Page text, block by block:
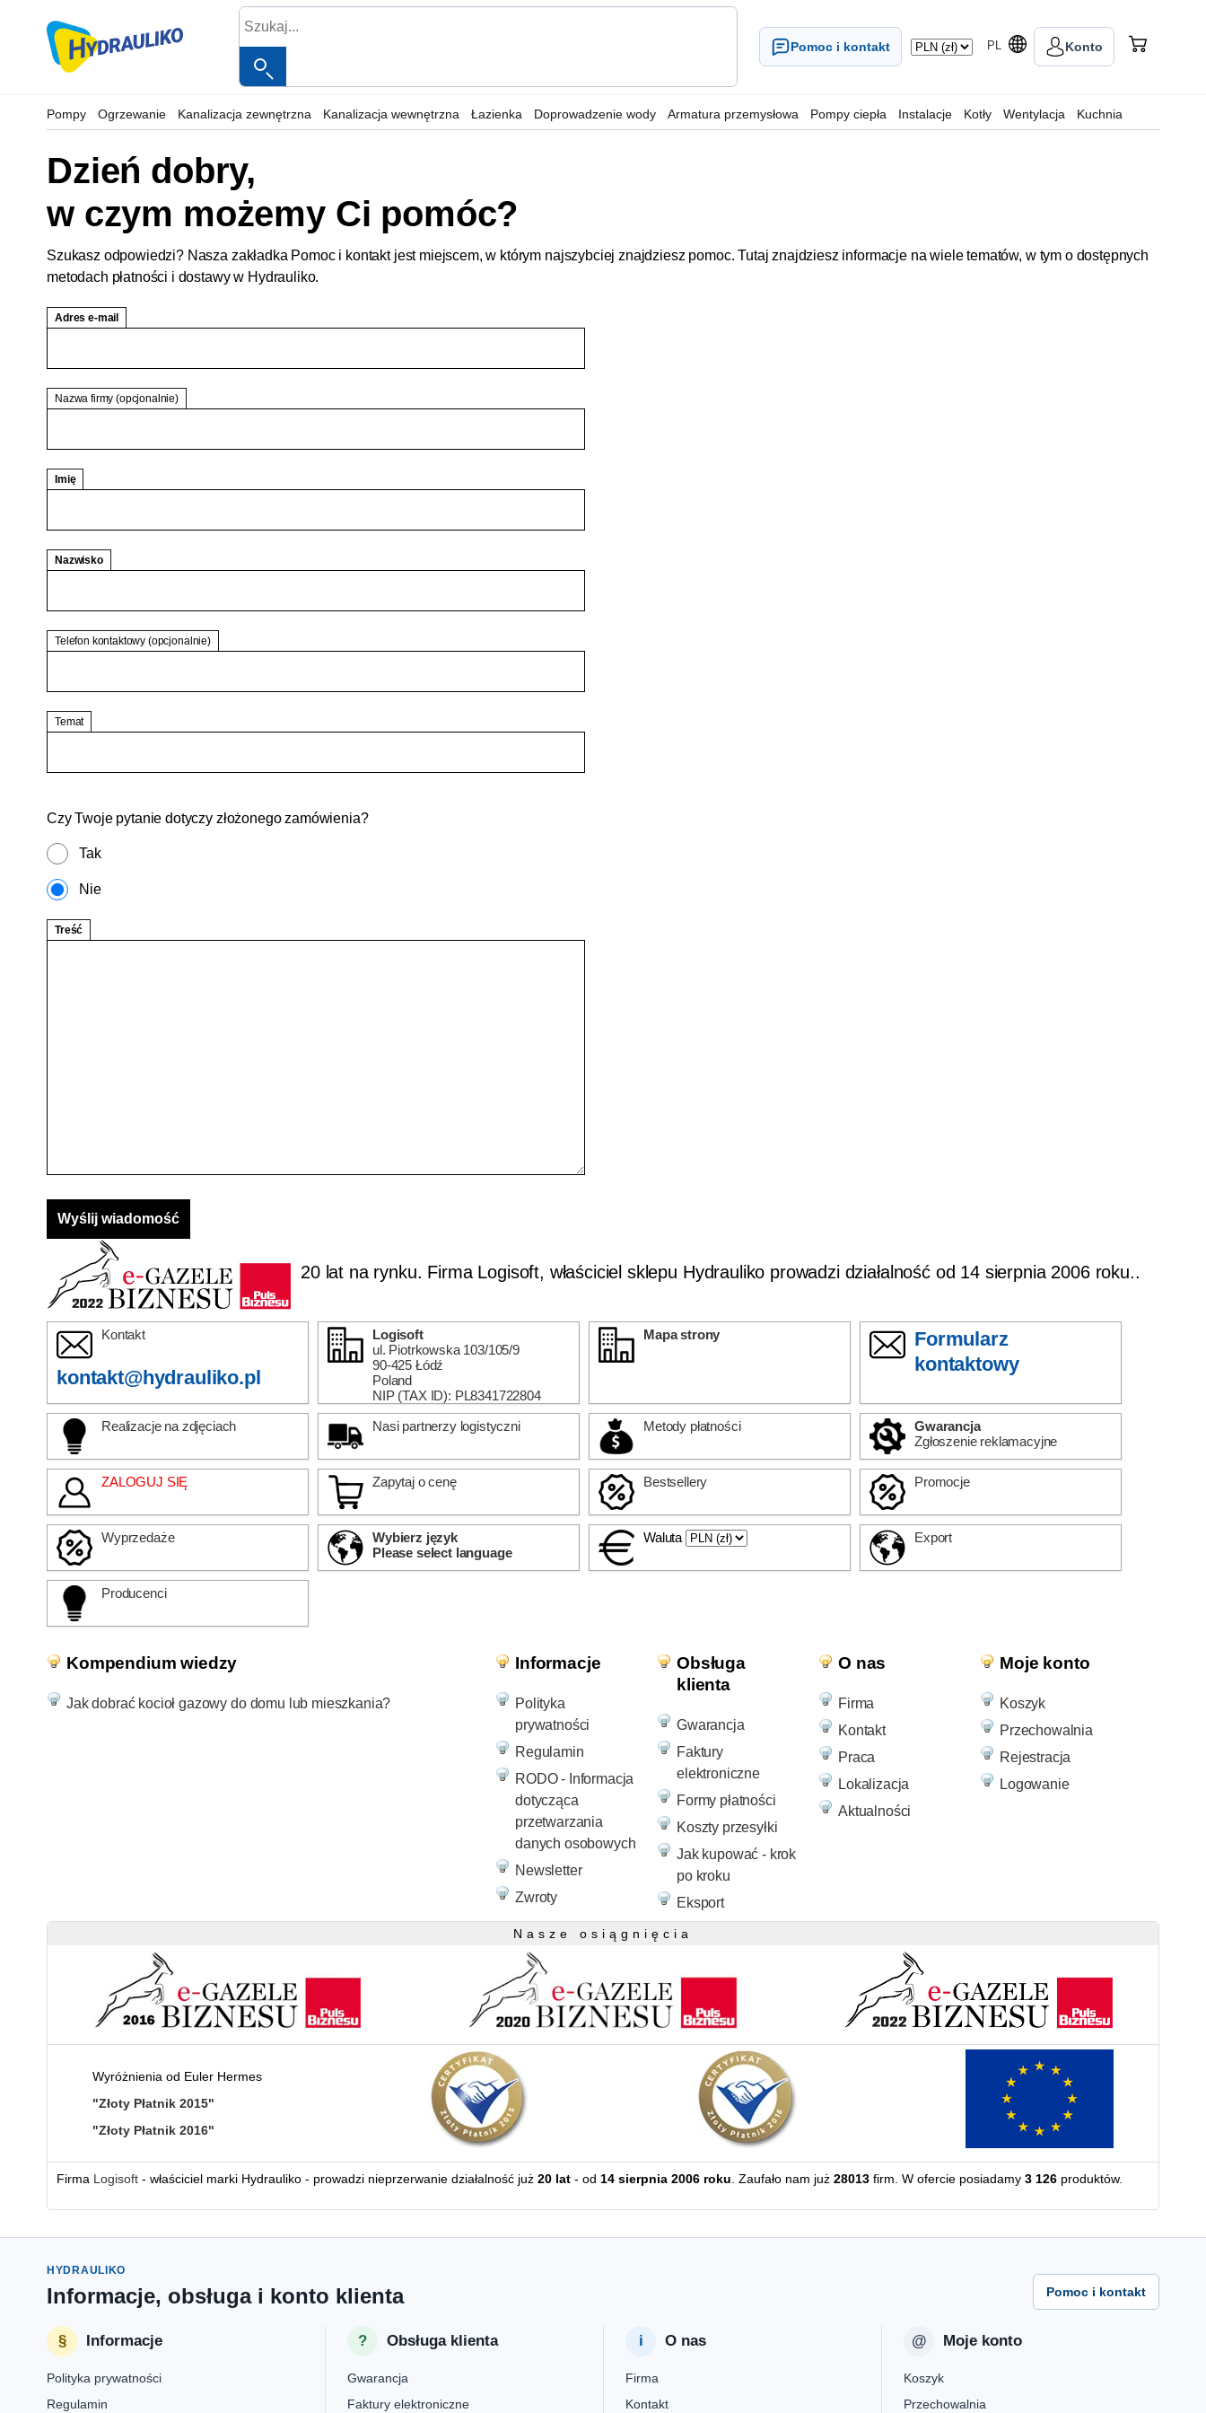
Pomoc i kontakt PL Konto
Pompy Ogrzewanie Kanalizacja zewnętrzna Kanalizacja wewnętrzna Łazienka Doprowadzenie wody Armatura przemysłowa Pompy ciepła Instalacje Kotły Wentylacja Kuchnia
Dzień dobry,
w czym możemy Ci pomóc?
Szukasz odpowiedzi? Nasza zakładka Pomoc i kontakt jest miejscem, w którym najszybciej znajdziesz pomoc. Tutaj znajdziesz informacje na wiele tematów, w tym o dostępnych
metodach płatności i dostawy w Hydrauliko.
Adres e-mail
Nazwa firmy(opcjonalnie)
Imię
Nazwisko
Telefon kontaktowy (opcjonalnie)
Temat
Czy Twoje pytanie dotyczy złożonego zamówienia?
Tak
Nie
Treść
20 lat na rynku. Firma Logisoft, właściciel sklepu Hydrauliko prowadzi działalność od 14 sierpnia 2006 roku..
Kontakt
kontakt@hydrauliko.pl
Logisoft
ul. Piotrkowska 103/105/9
90-425 Łódź
Poland
NIP (TAX ID): PL8341722804
Mapa strony
Formularz
kontaktowy
Realizacje na zdjęciach Nasi partnerzy logistyczni Metody płatności
Gwarancja
Zgłoszenie reklamacyjne
ZALOGUJ SIĘ Zapytaj o cenę Bestsellery Promocje
Wyprzedaże
Wybierz język
Please select language
Waluta Export
Producenci
Kompendium wiedzy
Jak dobrać kocioł gazowy do domu lub mieszkania?
Informacje
Polityka
prywatności
Regulamin
RODO - Informacja
dotycząca
przetwarzania
danych osobowych
Newsletter
Zwroty
Obsługa
klienta
Gwarancja
Faktury
elektroniczne
Formy płatności
Koszty przesyłki
Jak kupować - krok
po kroku
Eksport
O nas
Firma
Kontakt
Praca
Lokalizacja
Aktualności
Moje konto
Koszyk
Przechowalnia
Rejestracja
Logowanie
Nasze osiągnięcia
Wyróżnienia od Euler Hermes
"Złoty Płatnik 2015"
"Złoty Płatnik 2016"
Firma Logisoft - właściciel marki Hydrauliko - prowadzi nieprzerwanie działalność już 20 lat - od 14 sierpnia 2006 roku . Zaufało nam już 28013 firm. W ofercie posiadamy 3 126 produktów.
HYDRAULIKO
Informacje, obsługa i konto klienta Pomoc i kontakt
Informacje
Polityka prywatności
Regulamin
Obsługa klienta
Gwarancja
Faktury elektroniczne
O nas
Firma
Kontakt
Moje konto
Koszyk
Przechowalnia